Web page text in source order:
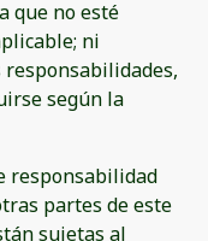
que no esté
ni
según la
responsabilidad
partes de este
sujetas al